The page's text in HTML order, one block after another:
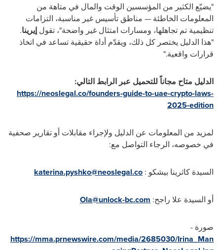
"يضيّع الكثير من المؤسسين الوقت والمال في متاهة من
المعلومات الخاطئة — مناطق تأسيس غير مناسبة، التزامات
تنظيمية تم تجاهلها، ومسارات امتثال غير واضحة"، تقول إيرينا.
"هذا الدليل يختصر كل ذلك، ويقدّم أداة حقيقية تساعد في اتخاذ
قرارات واقعية".
الدليل متاح مجاناً للتحميل عبر الرابط التالي:
https://neoslegal.co/founders-guide-to-uae-crypto-laws-
2025-edition
لمزيد من المعلومات عن الدليل ولإجراء مقابلات أو تقارير صحفية
في خصوصه، الرجاء التواصل مع:
السيدة كاثرينا بيشكو : katerina.pyshko@neoslegal.co
أو السيدة علا راجح: Ola@unlock-bc.com
صورة -
https://mma.prnewswire.com/media/2685030/Irina_Man